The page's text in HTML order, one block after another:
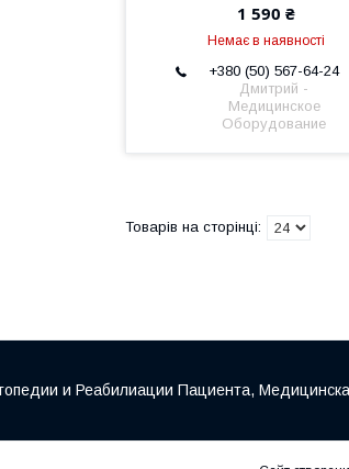
1 590 ₴
Немає в наявності
+380 (50) 567-64-24
Дмитрий -
Медицинское
Оборудование
и Реабилиации Пациента,